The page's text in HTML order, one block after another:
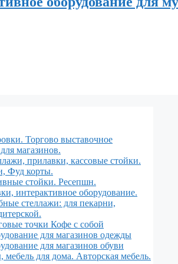
Торгово выставочное
магазинов.
прилавки, кассовые стойки.
Фуд корты.
стойки. Ресепшн.
интерактивное оборудование.
стеллажи: для пекарни,
точки Кофе с собой
для магазинов одежды
для магазинов обуви
для дома. Авторская мебель.